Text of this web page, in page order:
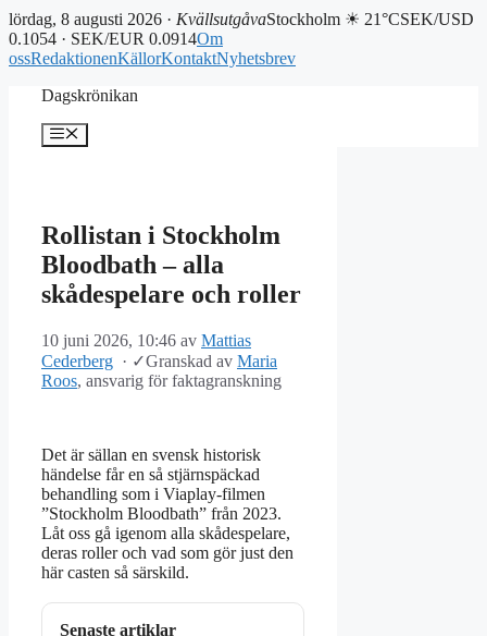
lördag, 8 augusti 2026 · KvällsutgåvaStockholm ☀ 21°CSEK/USD
0.1054 · SEK/EUR 0.0914Om
ossRedaktionenKällorKontaktNyhetsbrev
Dagskrönikan
Meny
Rollistan i Stockholm
Bloodbath – alla
skådespelare och roller
10 juni 2026, 10:46 av Mattias
Cederberg · ✓Granskad av Maria
Roos, ansvarig för faktagranskning
Det är sällan en svensk historisk
händelse får en så stjärnspäckad
behandling som i Viaplay-filmen
”Stockholm Bloodbath” från 2023.
Låt oss gå igenom alla skådespelare,
deras roller och vad som gör just den
här casten så särskild.
Senaste artiklar